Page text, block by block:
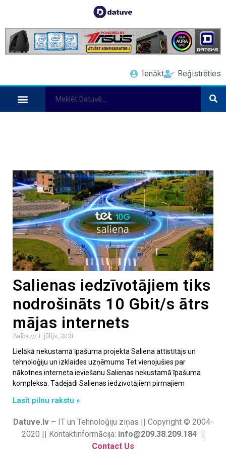
Ienākt Reģistrēties
Salienas iedzīvotājiem tiks
nodrošināts 10 Gbit/s ātrs
mājas internets
Baiba
1. jūlijs, 2021
Lielākā nekustamā īpašuma projekta Saliena attīstītājs un
tehnoloģiju un izklaides uzņēmums Tet vienojušies par
nākotnes interneta ieviešanu Salienas nekustamā īpašuma
kompleksā. Tādējādi Salienas iedzīvotājiem pirmajiem
Lasīt pilnu rakstu »
Datuve.lv– IT un Tehnoloģiju ziņas || Copyright © 2004-
2020 || Kontaktinformācija: info@209.38.209.184 ||
Contact Us